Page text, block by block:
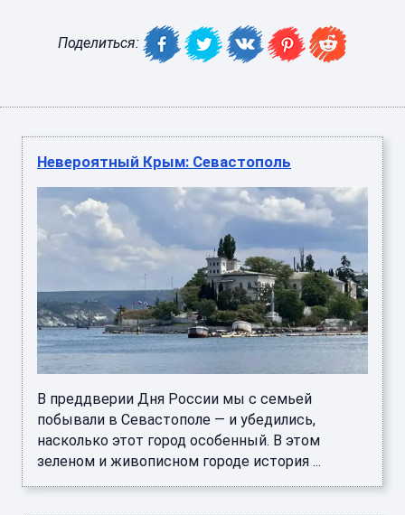
Поделиться:
Невероятный Крым: Севастополь
В преддверии Дня России мы с семьей
побывали в Севастополе — и убедились,
насколько этот город особенный. В этом
зеленом и живописном городе история ...